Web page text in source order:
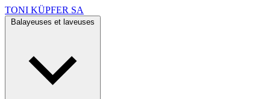
TONI KÜPFER SA